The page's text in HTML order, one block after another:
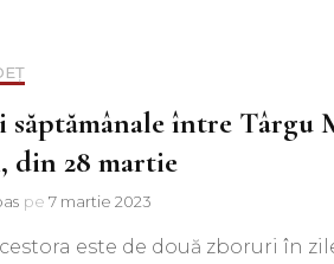
săptămânale între Târgu
din 28 martie
pe 7 martie 2023
este de două zboruri în